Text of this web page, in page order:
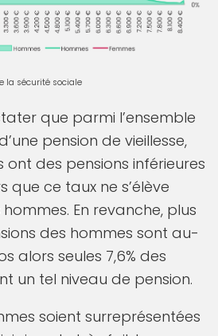
la sécurité sociale
que parmi l’ensemble
pension de vieillesse,
ont des pensions inférieures
que ce taux ne s’élève
hommes. En revanche, plus
des hommes sont au-
alors seules 7,6% des
un tel niveau de pension.
soient surreprésentées